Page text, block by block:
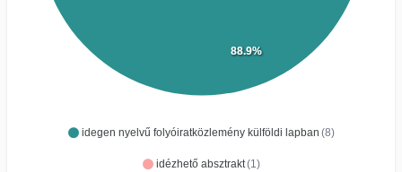
idegen nyelvű folyóiratközlemény külföldi lapban (8)
idézhető absztrakt(1)
88.9%